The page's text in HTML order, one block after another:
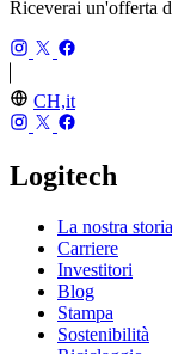
Riceverai un'offerta
CH,it
Logitech
La nostra storia
Carriere
Investitori
Blog
Stampa
Sostenibilità